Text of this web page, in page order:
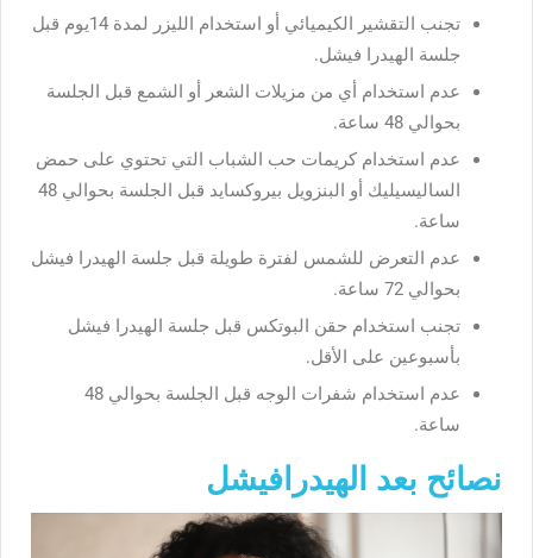
تجنب التقشير الكيميائي أو استخدام الليزر لمدة 14يوم قبل
جلسة الهيدرا فيشل.
عدم استخدام أي من مزيلات الشعر أو الشمع قبل الجلسة
بحوالي 48 ساعة.
عدم استخدام كريمات حب الشباب التي تحتوي على حمض
الساليسيليك أو البنزويل بيروكسايد قبل الجلسة بحوالي 48
ساعة.
عدم التعرض للشمس لفترة طويلة قبل جلسة الهيدرا فيشل
بحوالي 72 ساعة.
تجنب استخدام حقن البوتكس قبل جلسة الهيدرا فيشل
بأسبوعين على الأقل.
عدم استخدام شفرات الوجه قبل الجلسة بحوالي 48
ساعة.
نصائح بعد الهيدرافيشل